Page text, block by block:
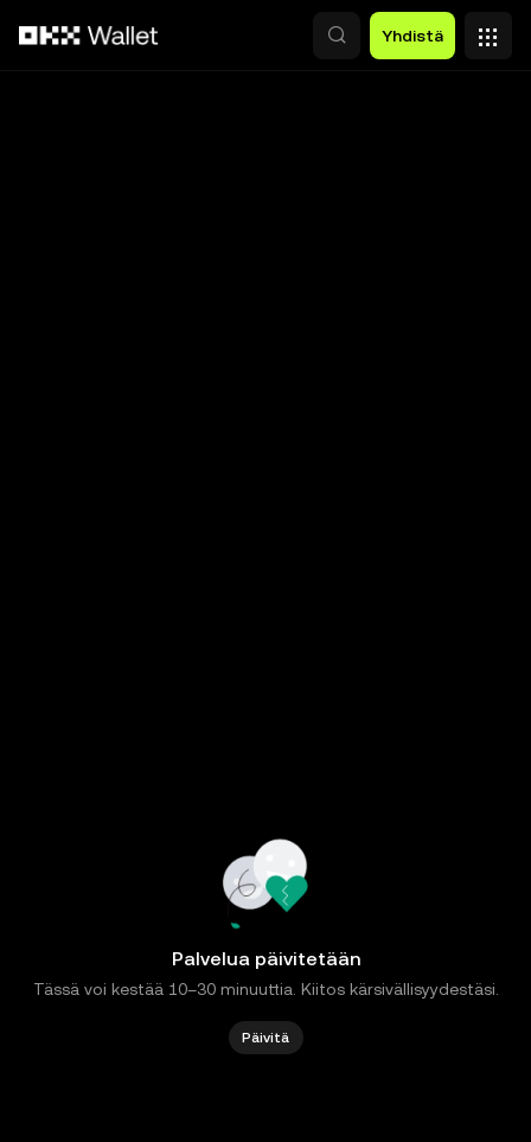
Yhdistä
Palvelua päivitetään
Tässä voi kestää 10–30 minuuttia. Kiitos kärsivällisyydestäsi.
Päivitä